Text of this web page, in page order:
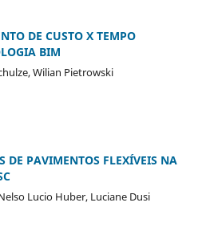
DE CUSTO X TEMPO
BIM
Wilian Pietrowski
DE PAVIMENTOS FLEXÍVEIS NA
Lucio Huber, Luciane Dusi